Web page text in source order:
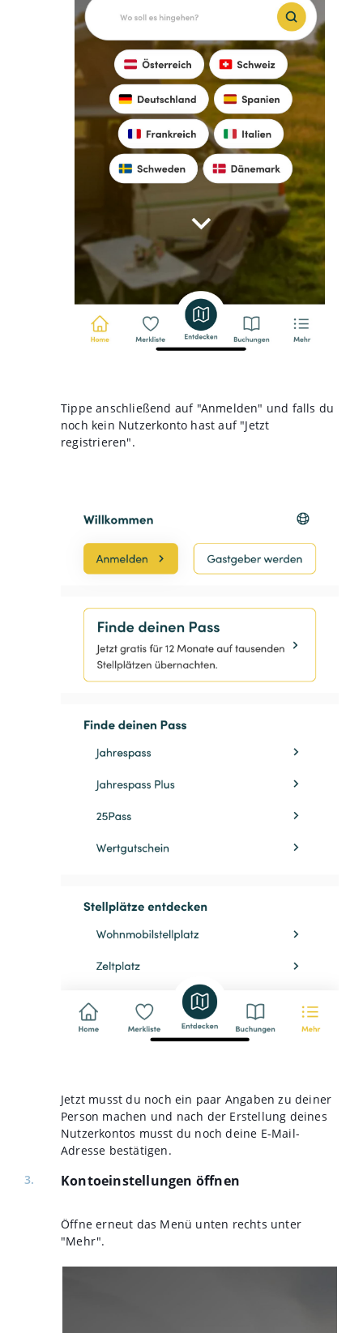
Tippe anschließend auf "Anmelden" und falls du
noch kein Nutzerkonto hast auf "Jetzt
registrieren".
Jetzt musst du noch ein paar Angaben zu deiner
Person machen und nach der Erstellung deines
Nutzerkontos musst du noch deine E-Mail-
Adresse bestätigen.
Kontoeinstellungen öffnen
Öffne erneut das Menü unten rechts unter
"Mehr".